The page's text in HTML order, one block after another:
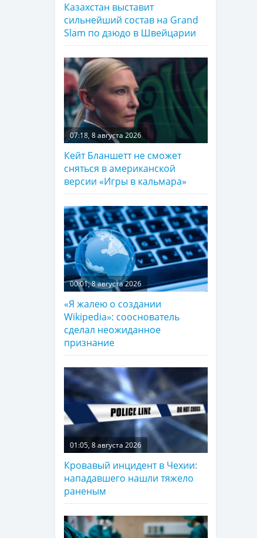
Казахстан выставит
сильнейший состав на Grand
Slam по дзюдо в Швейцарии
07:18, 8 августа 2026
Кейт Бланшетт не сможет
сняться в американской
версии «Игры в кальмара»
00:01, 8 августа 2026
«Я жалею о создании
Wikipedia»: сооснователь
сделал неожиданное
признание
01:05, 8 августа 2026
Кровавый инцидент в Чехии:
нападавшего нашли тяжело
раненым